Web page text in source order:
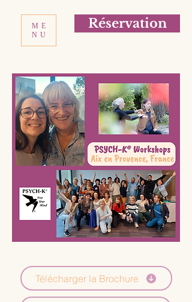
ME
NU
Réservation
Télécharger la Brochure